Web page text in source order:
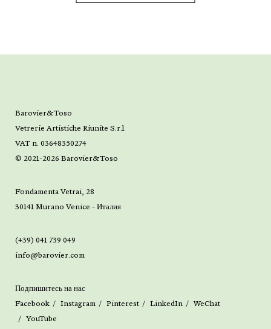
Barovier&Toso
Vetrerie Artistiche Riunite S.r.l.
VAT n. 03648350274
© 2021-2026 Barovier&Toso
Fondamenta Vetrai, 28
30141 Murano Venice - Италия
(+39) 041 739 049
info@barovier.com
Подпишитесь на нас
Facebook
Instagram Pinterest LinkedIn
WeChat
YouTube